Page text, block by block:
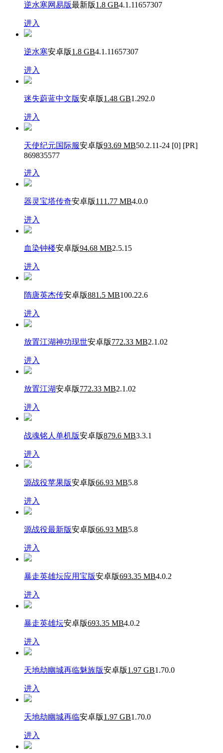
逆水寒网易版最新版1.8 GB4.1.11657307
进入
逆水寒安卓版1.8 GB4.1.11657307
进入
迷失蔚蓝中文版安卓版1.48 GB1.292.0
进入
天使纪元国际服安卓版93.69 MB50.2.11-24 [0] [PR]
869835577
进入
器灵宝塔传奇安卓版111.77 MB4.0.0
进入
血染钟楼安卓版94.68 MB2.5.15
进入
隋唐英杰传安卓版881.5 MB100.22.6
进入
放置江湖神功现世安卓版772.33 MB2.1.02
进入
放置江湖安卓版772.33 MB2.1.02
进入
战魂铭人单机版安卓版879.6 MB3.3.1
进入
源战役苹果版安卓版66.93 MB5.8
进入
源战役最新版安卓版66.93 MB5.8
进入
暴走英雄坛应用宝版安卓版693.35 MB4.0.2
进入
暴走英雄坛安卓版693.35 MB4.0.2
进入
天地劫幽城再临魅族版安卓版1.97 GB1.70.0
进入
天地劫幽城再临安卓版1.97 GB1.70.0
进入